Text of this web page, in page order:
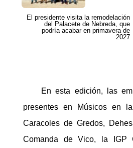
El presidente visita la remodelación
del Palacete de Nebreda, que
podría acabar en primavera de
2027
En esta edición, las
presentes en Músicos en
Caracoles de Gredos,
Comanda de Vico, la IGP